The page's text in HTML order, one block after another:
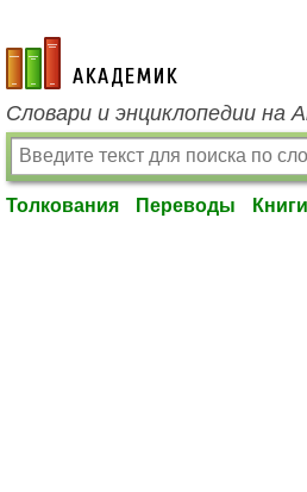
academic.ru
Словари и энциклопедии на
Толкования Переводы Книги